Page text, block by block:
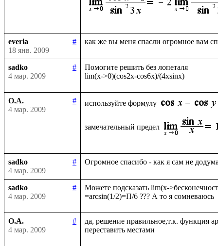
everia
#
18 янв. 2009
sadko
#
4 мар. 2009
Помогите решить без лопеталя
О.А.
#
4 мар. 2009
используйте формулу
замечательный предел
sadko
#
4 мар. 2009
sadko
#
4 мар. 2009
Можете подсказать lim(x-
О.А.
#
4 мар. 2009
да, решение правильное,т.к. функция